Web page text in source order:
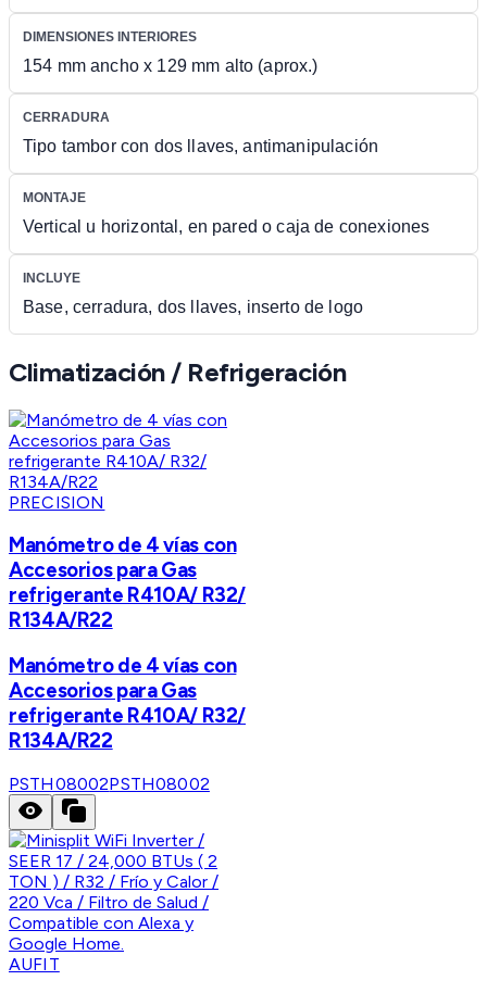
DIMENSIONES INTERIORES
154 mm ancho x 129 mm alto (aprox.)
CERRADURA
Tipo tambor con dos llaves, antimanipulación
MONTAJE
Vertical u horizontal, en pared o caja de conexiones
INCLUYE
Base, cerradura, dos llaves, inserto de logo
Climatización / Refrigeración
PRECISION
Manómetro de 4 vías con
Accesorios para Gas
refrigerante R410A/ R32/
R134A/R22
Manómetro de 4 vías con
Accesorios para Gas
refrigerante R410A/ R32/
R134A/R22
PSTH08002PSTH08002
AUFIT